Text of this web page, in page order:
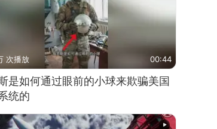
次播放 00:44
是如何通过眼前的小球来欺骗美国
统的